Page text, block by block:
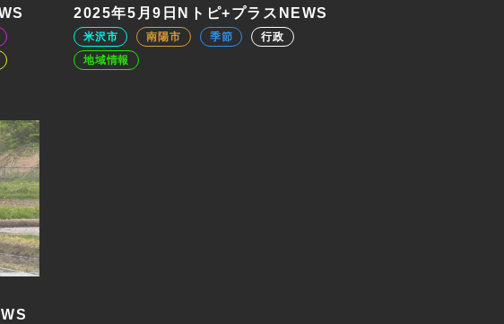
2025年5月9日Nトピ+プラスNEWS
米沢市 南陽市 季節
行政
地域情報